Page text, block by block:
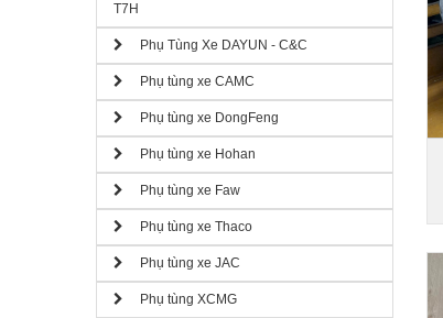
T7H
Phụ Tùng Xe DAYUN - C&C
Phụ tùng xe CAMC
Phụ tùng xe DongFeng
Phụ tùng xe Hohan
Phụ tùng xe Faw
Phụ tùng xe Thaco
Phụ tùng xe JAC
Phụ tùng XCMG